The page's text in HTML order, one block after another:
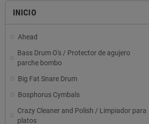
INICIO
Ahead
Bass Drum O's / Protector de agujero
parche bombo
Big Fat Snare Drum
Bosphorus Cymbals
Crazy Cleaner and Polish / Limpiador para
platos